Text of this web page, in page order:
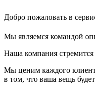
Добро пожаловать в
Мы являемся командой
Наша компания стремится
Мы ценим каждого
в том, что ваша вещь